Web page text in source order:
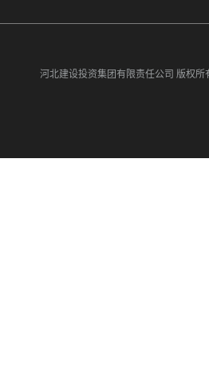
河北建设投资集团有限责任公司 版权所